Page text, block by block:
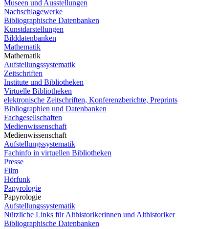
Museen und Ausstellungen
Nachschlagewerke
Bibliographische Datenbanken
Kunstdarstellungen
Bilddatenbanken
Mathematik
Mathematik
Aufstellungssystematik
Zeitschriften
Institute und Bibliotheken
Virtuelle Bibliotheken
elektronische Zeitschriften, Konferenzberichte, Preprints
Bibliographien und Datenbanken
Fachgesellschaften
Medienwissenschaft
Medienwissenschaft
Aufstellungssystematik
Fachinfo in virtuellen Bibliotheken
Presse
Film
Hörfunk
Papyrologie
Papyrologie
Aufstellungssystematik
Nützliche Links für Althistorikerinnen und Althistoriker
Bibliographische Datenbanken